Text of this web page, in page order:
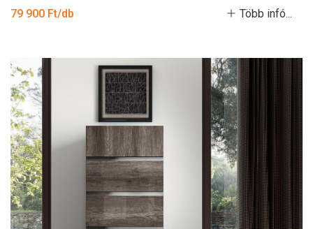
79 900 Ft/db Több infó...